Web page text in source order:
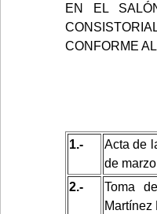
EN EL
CONFORME
1.-
Acta de
de
2.-
Toma
Martínez